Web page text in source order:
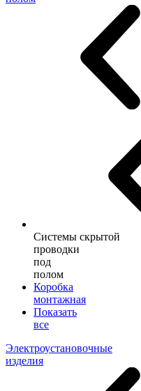
Системы скрытой
проводки
под
полом
Коробка
монтажная
Показать
все
Электроустановочные
изделия